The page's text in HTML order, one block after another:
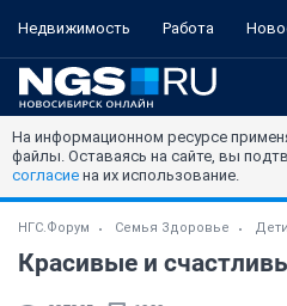
Недвижимость Работа
На информационном ресурсе
файлы. Оставаясь на сайте, вы
согласие на их использование.
НГС.Форум Семья Здоровье